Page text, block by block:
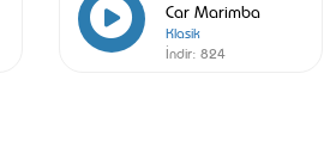
Car Marimba
Klasik
İndir: 824